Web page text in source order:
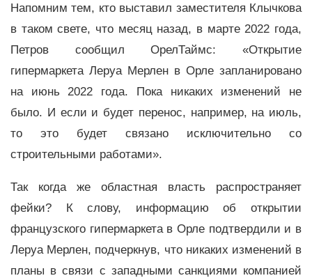
Напомним тем, кто выставил заместителя Клычкова
в таком свете, что месяц назад, в марте 2022 года,
Петров сообщил ОрелТаймс: «Открытие
гипермаркета Леруа Мерлен в Орле запланировано
на июнь 2022 года. Пока никаких изменений не
было. И если и будет перенос, например, на июль,
то это будет связано исключительно со
строительными работами».
Так когда же областная власть распространяет
фейки? К слову, информацию об открытии
французского гипермаркета в Орле подтвердили и в
Леруа Мерлен, подчеркнув, что никаких изменений в
планы в связи с западными санкциями компанией